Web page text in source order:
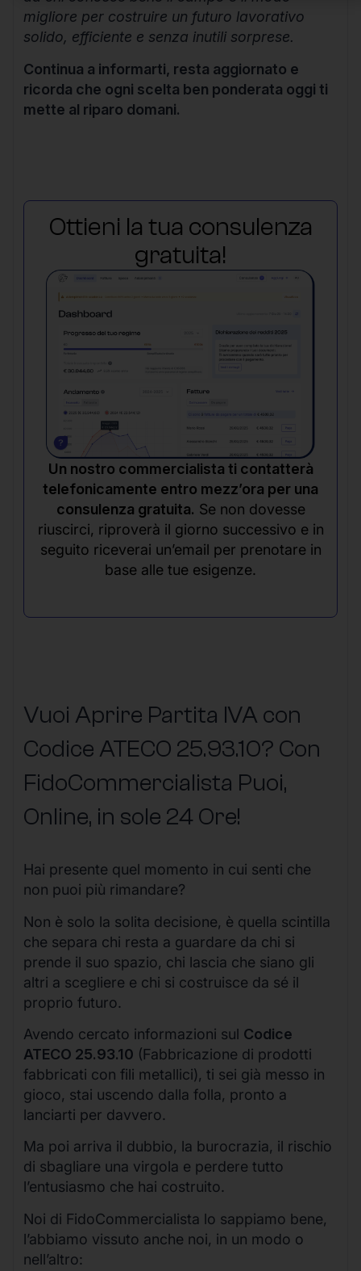
migliore per costruire un futuro lavorativo
solido, efficiente e senza inutili sorprese.
Continua a informarti, resta aggiornato e
ricorda che ogni scelta ben ponderata oggi ti
mette al riparo domani.
Ottieni la tua consulenza
gratuita!
Un nostro commercialista ti contatterà
telefonicamente entro mezz’ora per una
consulenza gratuita. Se non dovesse
riuscirci, riproverà il giorno successivo e in
seguito riceverai un’email per prenotare in
base alle tue esigenze.
Vuoi Aprire Partita IVA con
Codice ATECO 25.93.10? Con
FidoCommercialista Puoi,
Online, in sole 24 Ore!
Hai presente quel momento in cui senti che
non puoi più rimandare?
Non è solo la solita decisione, è quella scintilla
che separa chi resta a guardare da chi si
prende il suo spazio, chi lascia che siano gli
altri a scegliere e chi si costruisce da sé il
proprio futuro.
Avendo cercato informazioni sul Codice
ATECO 25.93.10 (Fabbricazione di prodotti
fabbricati con fili metallici), ti sei già messo in
gioco, stai uscendo dalla folla, pronto a
lanciarti per davvero.
Ma poi arriva il dubbio, la burocrazia, il rischio
di sbagliare una virgola e perdere tutto
l’entusiasmo che hai costruito.
Noi di FidoCommercialista lo sappiamo bene,
l’abbiamo vissuto anche noi, in un modo o
nell’altro: